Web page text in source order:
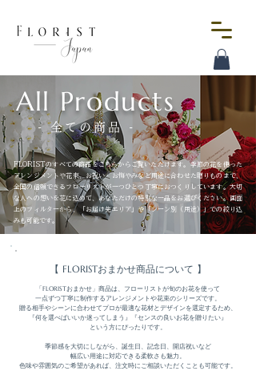
All Products
- 全ての商品 -
FLORISTのすべての商品をこちらからご覧いただけます。季節の花を使った
アレンジメントや花束、お祝い・お悔やみなど用途に合わせた贈りものまで、
全国の信頼できるフローリストが一つひとつ丁寧におつくりしています。大切
な人への想いを花に込めて、あなただけの特別な一品をお選びください。画面
上のフィルターから、「お届け先エリア」や「シーン別（用途）」での絞り込
みも可能です。
【 FLORISTおまかせ商品について 】
「FLORISTおまかせ」商品は、フローリストが旬のお花を使って
一点ずつ丁寧に制作するアレンジメントや花束のシリーズです。
贈る相手やシーンに合わせてプロが最適な花材とデザインを選定するため、
『何を選べばいいか迷ってしまう』『センスの良いお花を贈りたい』
という方にぴったりです。
季節感を大切にしながら、誕生日、記念日、開店祝いなど
幅広い用途に対応できる柔軟さも魅力。
色味や雰囲気のご希望があれば、注文時にご相談いただくことも可能です。